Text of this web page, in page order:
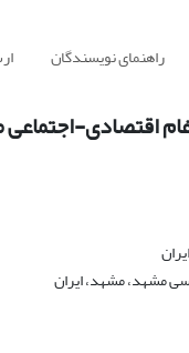
راهنمای نویسندگان
اقتصادی-اجتماعی
مشهد، مشهد، ایران